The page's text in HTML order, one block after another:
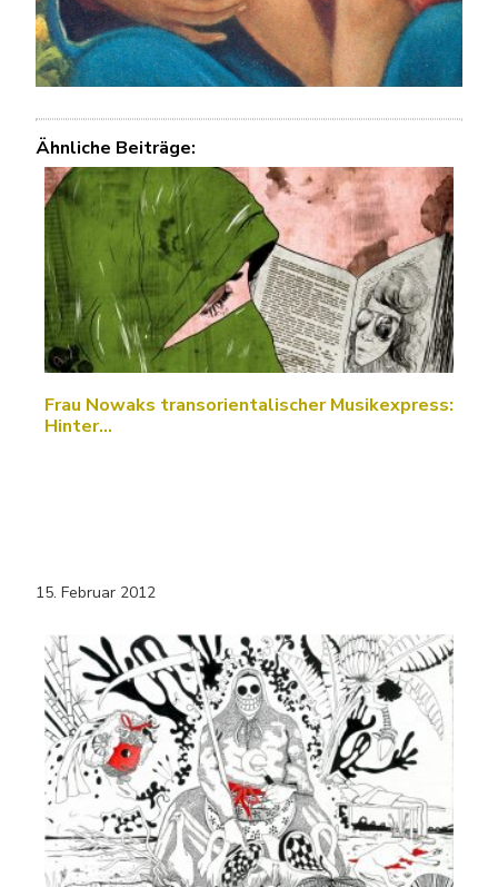
Ähnliche Beiträge:
Frau Nowaks transorientalischer Musikexpress:
Hinter…
15. Februar 2012